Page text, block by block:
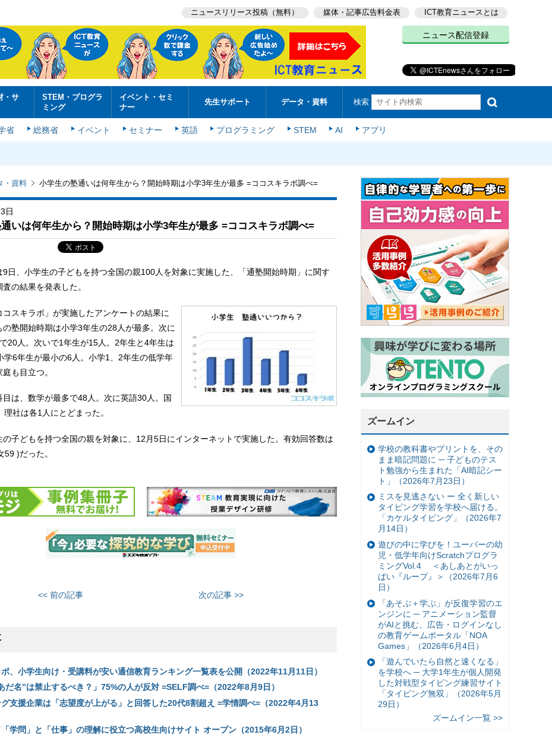
ニュースリリース投稿（無料） 媒体・記事広告料金表 ICT教育ニュースとは
ニュース配信登録
・サ
STEM・プログラ
ミング
イベント・セミ
ナー
先生サポート データ・資料 検索
省 総務省 イベント セミナー 英語 プログラミング STEM AI アプリ
・資料 小学生の塾通いは何年生から？開始時期は小学3年生が最多 =ココスキラボ調べ=
日
いは何年生から？開始時期は小学3年生が最多 =ココスキラボ調べ=
9日、小学生の子どもを持つ全国の親100人を対象に実施した、「通塾開始時期」に関す
の結果を発表した。
スキラボ」が実施したアンケートの結果に
の塾開始時期は小学3年生の28人が最多。次に
20人。次いで1年生が15人。2年生と4年生は
学6年生が最小の6人。小学1、2年生の低学年
も目立つ。
目は、数学が最多で48人。次に英語30人。国
社は各1人にとどまった。
の子どもを持つ全国の親を対象に、12月5日にインターネットで実施した。有効回答数は
)だった。
<< 前の記事 次の記事 >>
、小学生向け・受講料が安い通信教育ランキング一覧表を公開（2022年11月11日）
だ名”は禁止するべき？」75%の人が反対 =SELF調べ=（2022年8月9日）
グ支援企業は「志望度が上がる」と回答した20代8割超え =学情調べ=（2022年4月13
学問」と「仕事」の理解に役立つ高校生向けサイト オープン（2015年6月2日）
ズームイン
学校の教科書やプリントを、その
まま暗記問題に ─ 子どものテス
ト勉強から生まれた「AI暗記シー
ト」（2026年7月23日）
ミスを見逃さない ー 全く新しい
タイピング学習を学校へ届ける。
「カケルタイピング」（2026年7
月14日）
遊びの中に学びを！ユーバーの幼
児・低学年向けScratchプログラ
ミングVol.4 ＜あしあとがいっ
ぱい『ループ』＞（2026年7月6
日）
「あそぶ＋学ぶ」が反復学習のエ
ンジンに ─ アニメーション監督
がAIと挑む、広告・ログインなし
の教育ゲームポータル「NOA
Games」（2026年6月4日）
「遊んでいたら自然と速くなる」
を学校へ ─ 大学1年生が個人開発
した対戦型タイピング練習サイト
「タイピング無双」（2026年5月
29日）
ズームイン一覧 >>